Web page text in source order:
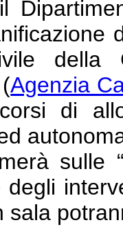
della
Agenzia
di
sulle
degli
sala